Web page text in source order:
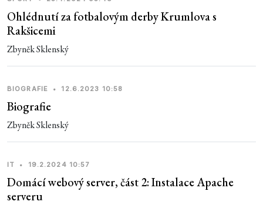
Ohlédnutí za fotbalovým derby Krumlova s
Rakšicemi
Zbyněk Sklenský
BIOGRAFIE • 12.6.2023 10:58
Biografie
Zbyněk Sklenský
IT • 19.2.2024 10:57
Domácí webový server, část 2: Instalace Apache
serveru